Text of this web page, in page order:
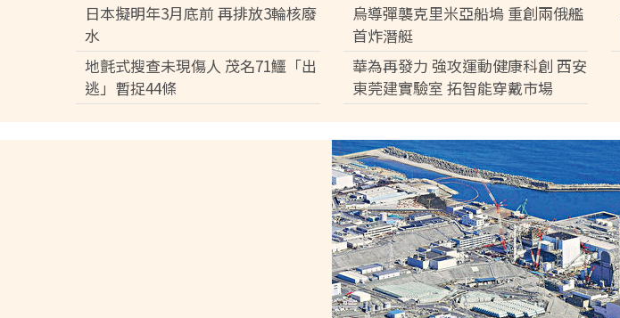
日本擬明年3月底前 再排放3輪核廢
水
烏導彈襲克里米亞船塢 重創兩俄艦
首炸潛艇
地氈式搜查未現傷人 茂名71鱷「出
逃」暫捉44條
華為再發力 強攻運動健康科創 西安
東莞建實驗室 拓智能穿戴市場